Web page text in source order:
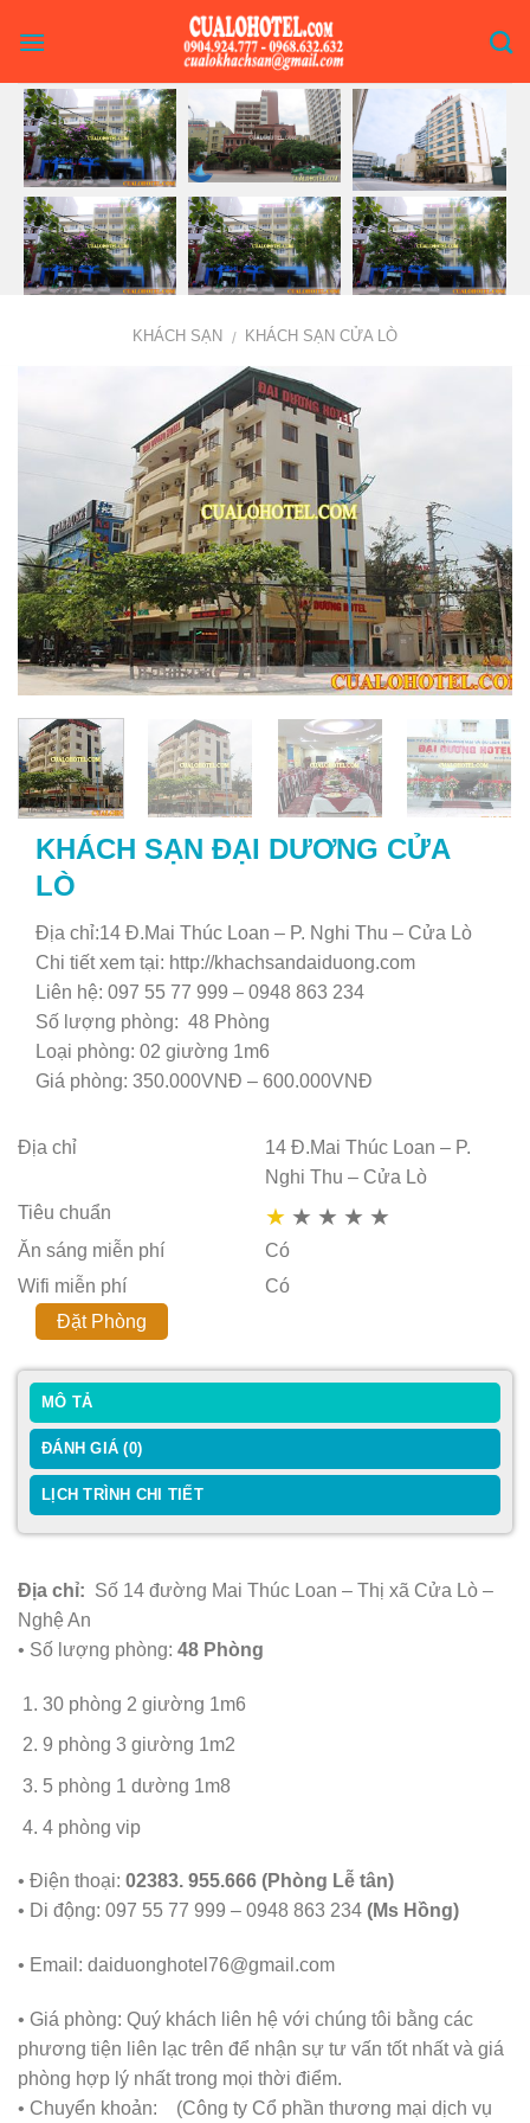
KHÁCH SẠN / KHÁCH SẠN CỬA LÒ
KHÁCH SẠN ĐẠI DƯƠNG CỬA
LÒ
Địa chỉ:14 Đ.Mai Thúc Loan – P. Nghi Thu – Cửa Lò
Chi tiết xem tại: http://khachsandaiduong.com
Liên hệ: 097 55 77 999 – 0948 863 234
Số lượng phòng: 48 Phòng
Loại phòng: 02 giường 1m6
Giá phòng: 350.000VNĐ – 600.000VNĐ
Địa chỉ
14 Đ.Mai Thúc Loan – P.
Nghi Thu – Cửa Lò
Tiêu chuẩn
★ ★ ★ ★ ★
Ăn sáng miễn phí
Có
Wifi miễn phí
Có
Đặt Phòng
MÔ TẢ
ĐÁNH GIÁ (0)
LỊCH TRÌNH CHI TIẾT
Địa chỉ: Số 14 đường Mai Thúc Loan – Thị xã Cửa Lò –
Nghệ An
• Số lượng phòng: 48 Phòng
30 phòng 2 giường 1m6
9 phòng 3 giường 1m2
5 phòng 1 dường 1m8
4 phòng vip
• Điện thoại: 02383. 955.666 (Phòng Lễ tân)
• Di động: 097 55 77 999 – 0948 863 234 (Ms Hồng)
• Email: daiduonghotel76@gmail.com
• Giá phòng: Quý khách liên hệ với chúng tôi bằng các
phương tiện liên lạc trên để nhận sự tư vấn tốt nhất và giá
phòng hợp lý nhất trong mọi thời điểm.
• Chuyển khoản:
(Công ty Cổ phần thương mại dịch vụ